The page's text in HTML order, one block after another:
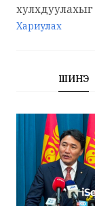
хулхдуулахыг
Хариулах
ШИНЭ